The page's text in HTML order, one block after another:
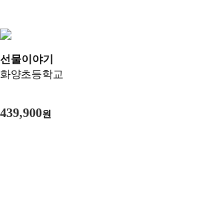
선물이야기
화양초등학교
439,900원